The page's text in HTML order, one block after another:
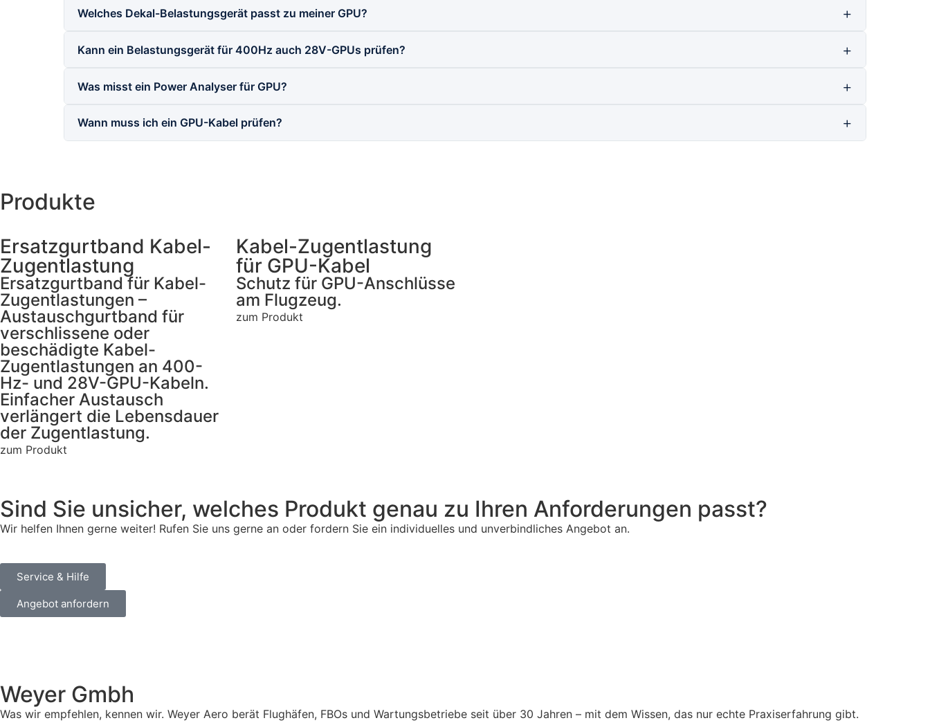
Welches Dekal-Belastungsgerät passt zu meiner GPU?
Kann ein Belastungsgerät für 400Hz auch 28V-GPUs prüfen?
Was misst ein Power Analyser für GPU?
Wann muss ich ein GPU-Kabel prüfen?
Produkte
Ersatzgurtband Kabel-
Zugentlastung
Ersatzgurtband für Kabel-
Zugentlastungen –
Austauschgurtband für
verschlissene oder
beschädigte Kabel-
Zugentlastungen an 400-
Hz- und 28V-GPU-Kabeln.
Einfacher Austausch
verlängert die Lebensdauer
der Zugentlastung.
zum Produkt
Kabel-Zugentlastung
für GPU-Kabel
Schutz für GPU-Anschlüsse
am Flugzeug.
zum Produkt
Sind Sie unsicher, welches Produkt genau zu Ihren Anforderungen passt?
Wir helfen Ihnen gerne weiter! Rufen Sie uns gerne an oder fordern Sie ein individuelles und unverbindliches Angebot an.
Service & Hilfe
Angebot anfordern
Weyer Gmbh
Was wir empfehlen, kennen wir. Weyer Aero berät Flughäfen, FBOs und Wartungsbetriebe seit über 30 Jahren – mit dem Wissen, das nur echte Praxiserfahrung gibt.